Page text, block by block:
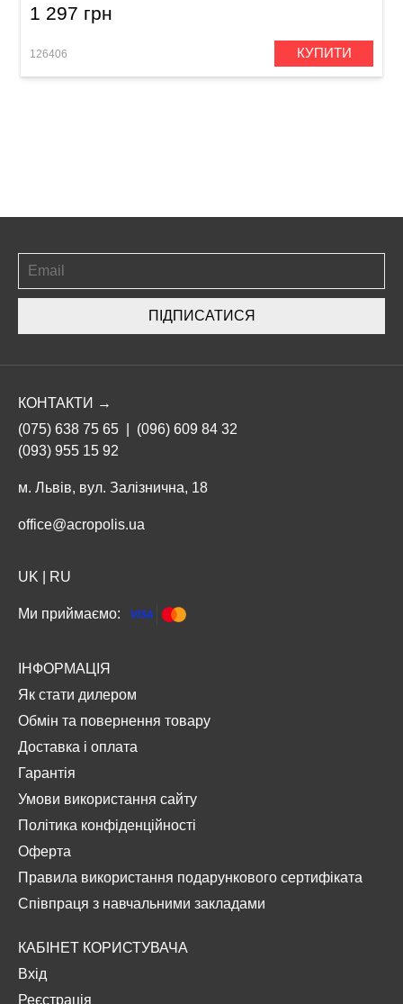
1 297 грн
126406 КУПИТИ
ПІДПИСАТИСЯ
КОНТАКТИ →
(075) 638 75 65
(096) 609 84 32
(093) 955 15 92
м. Львів, вул. Залізнична, 18
office@acropolis.ua
UK RU
Ми приймаємо:
ІНФОРМАЦІЯ
Як стати дилером
Обмін та повернення товару
Доставка і оплата
Гарантія
Умови використання сайту
Політика конфіденційності
Оферта
Правила використання подарункового сертифіката
Співпраця з навчальними закладами
КАБІНЕТ КОРИСТУВАЧА
Вхід
Реєстрація